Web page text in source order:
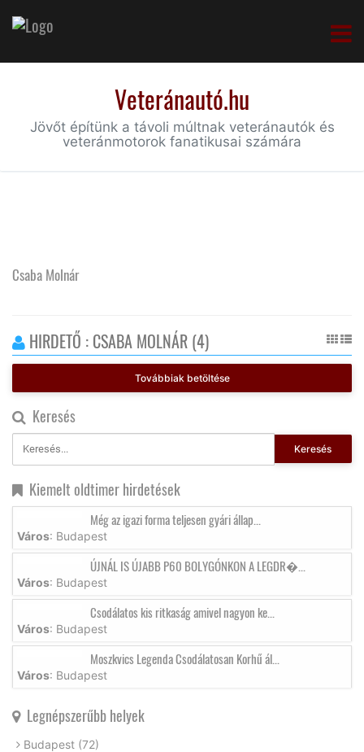
Veteránautó.hu
Jövőt építünk a távoli múltnak veteránautók és
veteránmotorok fanatikusai számára
Csaba Molnár
HIRDETŐ : CSABA MOLNÁR (4)
Továbbiak betöltése
Keresés
Keresés
Kiemelt oldtimer hirdetések
Még az igazi forma teljesen gyári állap...
Város: Budapest
ÚJNÁL IS ÚJABB P60 BOLYGÓNKON A LEGDR�...
Város: Budapest
Csodálatos kis ritkaság amivel nagyon ke...
Város: Budapest
Moszkvics Legenda Csodálatosan Korhű ál...
Város: Budapest
Legnépszerűbb helyek
Budapest (72)